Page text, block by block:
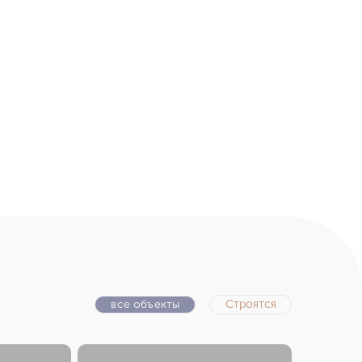
все объекты Строятся